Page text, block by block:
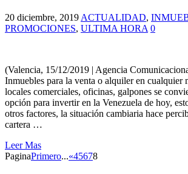
20 diciembre, 2019 ACTUALIDAD,
PROMOCIONES, ULTIMA HORA 0
(Valencia, 15/12/2019 | Agencia
Inmuebles para la venta o alquiler en cualquier
locales comerciales, oficinas, galpones se
opción para invertir en la Venezuela de hoy,
otros factores, la situación cambiaria hace
cartera …
Leer Mas
PaginaPrimero...«45678